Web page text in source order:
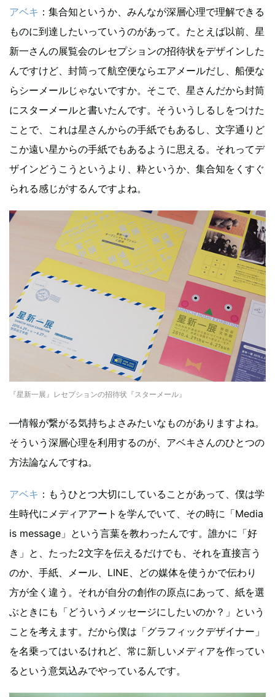
アベキ ：集合知というか、みんなが深層心理で理解できる
ものに到達したいっていうのがあって。たとえば以前、星
新一さんの展覧会のレセプションの招待状をデザインした
んですけど、封筒って航空便ならエアメールだし、船便な
らシーメールじゃないですか。そこで、星さんだから封筒
にスターメールと書いたんです。そういうしるしをつけた
ことで、これは星さんからの手紙でもあるし、文字通りど
こか遠い星からの手紙でもあるように思える。それってデ
ザインどうこうというより、粋というか、集合知をくすぐ
られる感じがするんですよね。
『星新一展』レセプションの招待状『スターメール』
―情報が繋がる気持ちよさみたいなものがありますよね。
そういう深層心理を利用するのが、アベキさんのひとつの
方法論なんですね。
アベキ ：もうひとつ大切にしていることがあって、僕は学
生時代にメディアアートを学んでいて、その時に「Media
is message」という言葉を教わったんです。誰かに「好
き」と、たった2文字を伝えるだけでも、それを直接言う
のか、手紙、メール、LINE、どの媒体を使うかで伝わり
方が全く違う。それが自分の創作の原点にあって、紙を選
ぶときにも「どういうメッセージにしたいのか？」という
ことを考えます。だから僕は「グラフィックデザイナー」
を名乗ってはいるけれど、常に新しいメディアを作ってい
るという意気込みでやっているんです。